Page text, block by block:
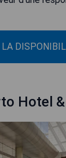
LA
Hotel